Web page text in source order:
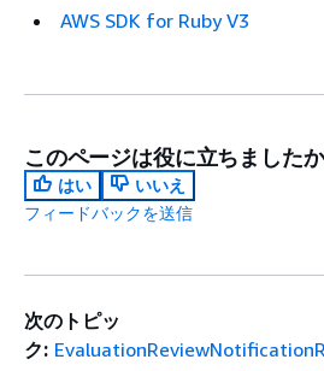
AWS SDK for Ruby V3
このページは役に立ちました
はい
いいえ
フィードバックを送信
次のトピッ
ク: